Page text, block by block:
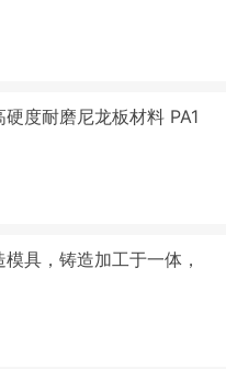
度耐磨尼龙板材料 PA1
具，铸造加工于一体，